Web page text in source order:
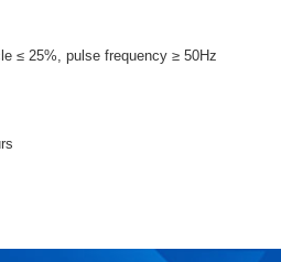
≤ 25%, pulse frequency ≥ 50Hz